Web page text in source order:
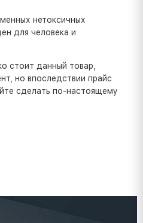
нетоксичных
для человека и
стоит данный товар,
но впоследствии прайс
сделать по-настоящему